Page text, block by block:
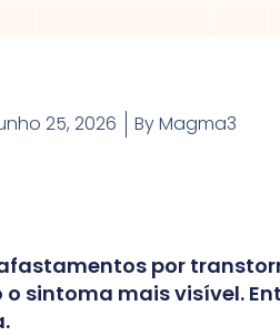
25, 2026 ByMagma3
por
sintoma mais visível.